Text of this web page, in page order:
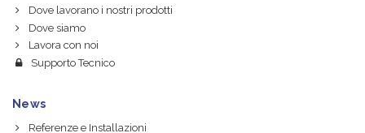
Dove lavorano i nostri prodotti
Dove siamo
Lavora con noi
Supporto Tecnico
News
Referenze e Installazioni